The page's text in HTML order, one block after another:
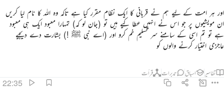
اور ہر امت کے لیے ہم نے قربانی کا ایک نظام مقرر کیا ہے تاکہ وہ اللہ کا نام لیا کریں
ان مویشیوں پر جو اس نے انہیں عطا کیے ہیں تو (جان لو کہ) تمہارا معبود ایک ہی معبود
ہے تو تم اسی کے سامنے سر تسلیم خم کرو اور (اے نبی ﷺ !) بشارت دے دیجیے
عاجزی اختیار کرنے والوں کو
تفاسیر اسباق تدبرات قرأت
22:35